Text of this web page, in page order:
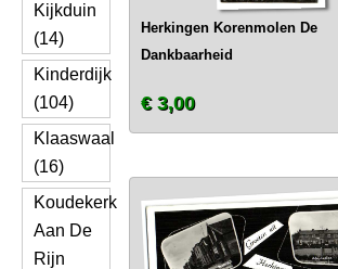
Kijkduin
(14)
Kinderdijk
(104)
Klaaswaal
(16)
Koudekerk
Aan De
Rijn
Herkingen Korenmolen De
Dankbaarheid
€ 3,00